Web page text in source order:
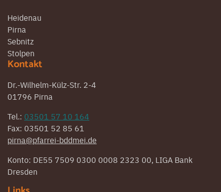
Heidenau
Pirna
Sebnitz
Stolpen
Kontakt
Dr.-Wilhelm-Külz-Str. 2-4
01796 Pirna
Tel.: 03501 57 10 164
Fax: 03501 52 85 61
pirna@pfarrei-bddmei.de
Konto: DE55 7509 0300 0008 2323 00, LIGA Bank
Dresden